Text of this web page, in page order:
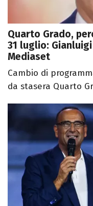
Quarto Grado,
31 luglio:
Mediaset
Cambio di
da stasera Quarto